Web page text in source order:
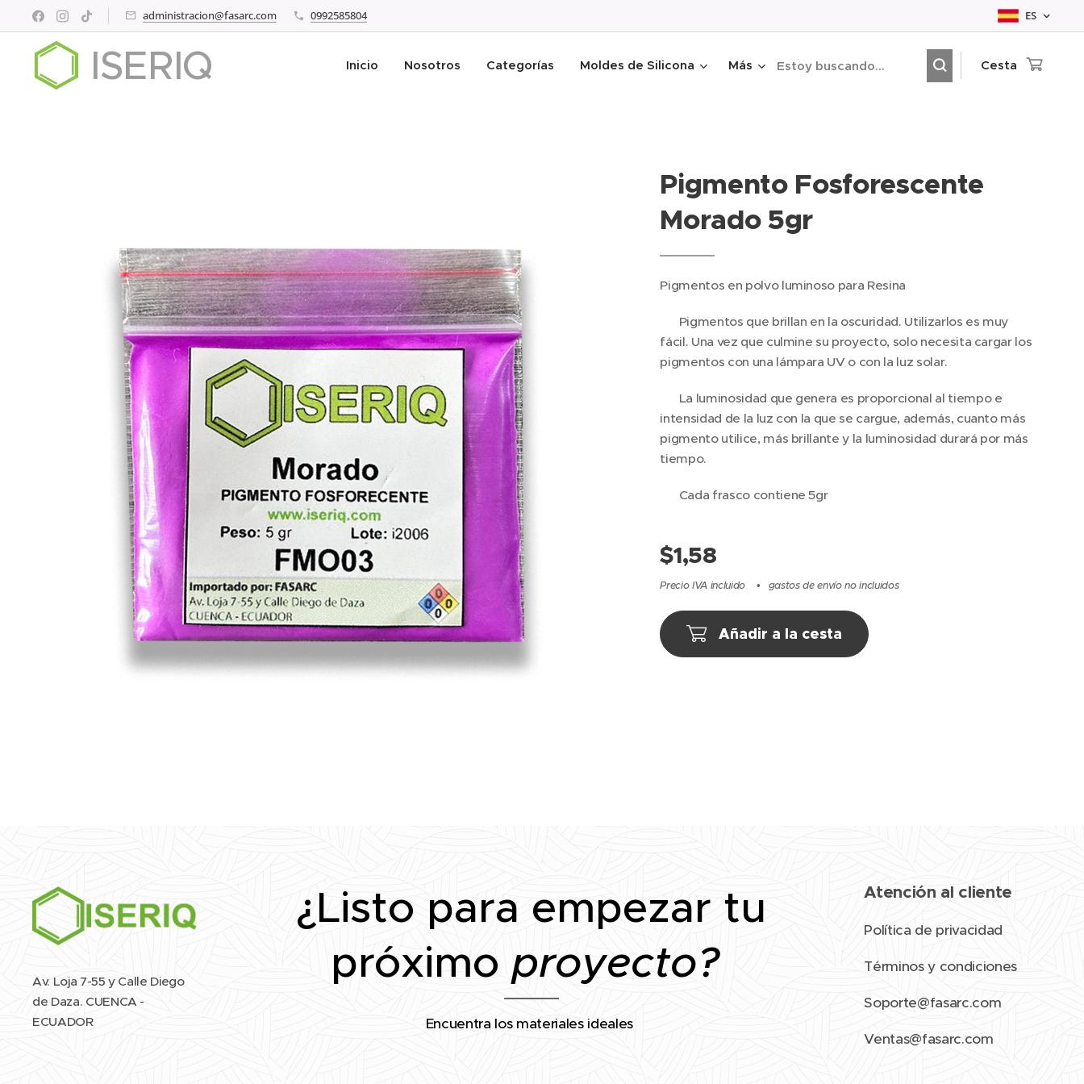
administracion@fasarc.com 0992585804 ES
ISERIQ Inicio Nosotros Categorías Moldes de Silicona Más Cesta
Pigmento Fosforescente
Morado 5gr
Pigmentos en polvo luminoso para Resina
✅ Pigmentos que brillan en la oscuridad. Utilizarlos es muy
fácil. Una vez que culmine su proyecto, solo necesita cargar los
pigmentos con una lámpara UV o con la luz solar.
✅ La luminosidad que genera es proporcional al tiempo e
intensidad de la luz con la que se cargue, además, cuanto más
pigmento utilice, más brillante y la luminosidad durará por más
tiempo.
✅ Cada frasco contiene 5gr
$1,58
Precio IVA incluido gastos de envío no incluidos
Añadir a la cesta
Av. Loja 7-55 y Calle Diego
de Daza. CUENCA -
ECUADOR
¿Listo para empezar tu
próximo proyecto?
Encuentra los materiales ideales
Atención al cliente
Política de privacidad
Términos y condiciones
Soporte@fasarc.com
Ventas@fasarc.com